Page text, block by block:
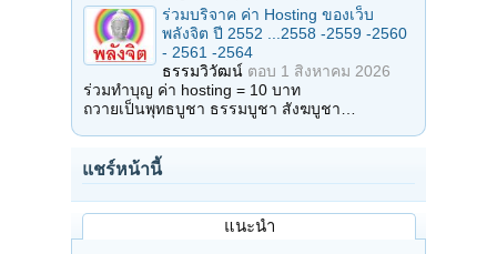
ร่วมบริจาค ค่า Hosting ของเว็บ
พลังจิต ปี 2552 ...2558 -2559 -2560
- 2561 -2564
ธรรมวิวัฒน์ ตอบ 1 สิงหาคม 2026
ร่วมทำบุญ ค่า hosting = 10 บาท
ถวายเป็นพุทธบูชา ธรรมบูชา สังฆบูชา…
แชร์หน้านี้
แนะนำ